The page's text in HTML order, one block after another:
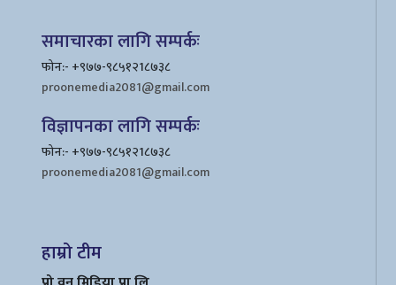
समाचारका लागि सम्पर्कः
फोन:- +९७७-९८५१२1८७३८
proonemedia2081@gmail.com
विज्ञापनका लागि सम्पर्कः
फोन:- +९७७-९८५१२1८७३८
proonemedia2081@gmail.com
हाम्रो टीम